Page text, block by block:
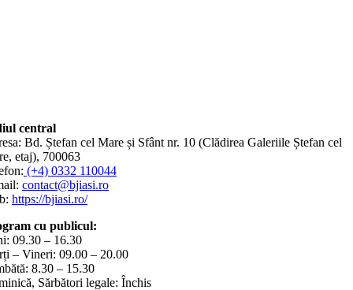
central
Bd. Ștefan cel Mare și Sfânt nr. 10 (Clădirea Galeriile Ștefan cel
etaj), 700063
(+4) 0332 110044
contact@bjiasi.ro
https://bjiasi.ro/
cu publicul:
09.30 – 16.30
– Vineri: 09.00 – 20.00
8.30 – 15.30
Sărbători legale: Închis